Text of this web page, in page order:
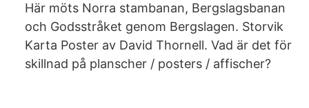
Här möts Norra stambanan, Bergslagsbanan
och Godsstråket genom Bergslagen. Storvik
Karta Poster av David Thornell. Vad är det för
skillnad på planscher / posters / affischer?